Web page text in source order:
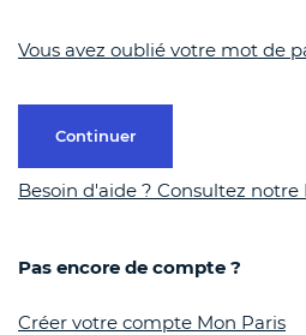
Vous avez oublié votre mot de
Continuer
Besoin d'aide ? Consultez
Pas encore de compte ?
Créer votre compte Mon Paris